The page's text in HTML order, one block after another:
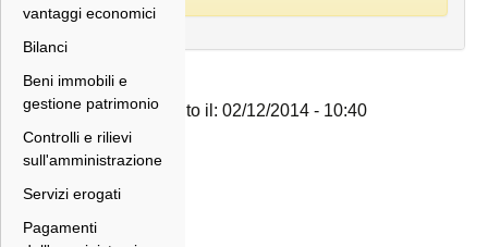
vantaggi economici
Bilanci
Beni immobili e
gestione patrimonio
Controlli e rilievi
sull'amministrazione
Servizi erogati
Pagamenti
Inserito il: 02/12/2014 - 10:40